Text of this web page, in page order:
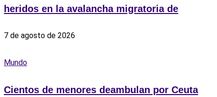
heridos en la avalancha migratoria de
7 de agosto de 2026
Mundo
Cientos de menores deambulan por Ceuta